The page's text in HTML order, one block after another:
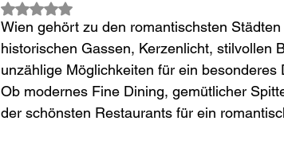
Mit NaN von 5 Sternen bewertet.
Wien gehört zu den romantischsten
historischen Gassen, Kerzenlicht, stilvollen
unzählige Möglichkeiten für ein besonderes
Ob modernes Fine Dining, gemütlicher
der schönsten Restaurants für ein